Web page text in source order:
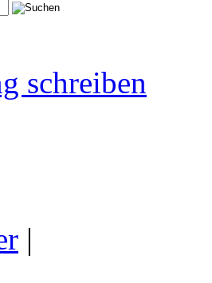
schreiben
|